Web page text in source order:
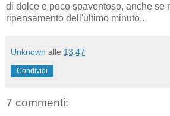
di dolce e poco spaventoso, anche se
ripensamento dell'ultimo minuto..
Unknown alle 13:47
Condividi
7 commenti: